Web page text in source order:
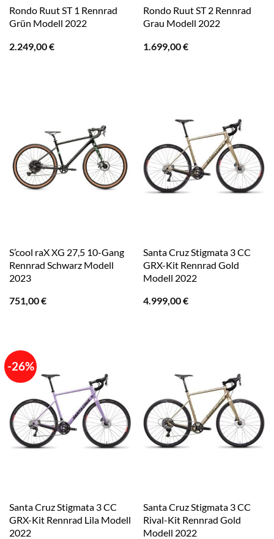
Rondo Ruut ST 1 Rennrad
Grün Modell 2022
2.249,00€
Rondo Ruut ST 2 Rennrad
Grau Modell 2022
1.699,00€
S’cool raX XG 27,5 10-Gang
Rennrad Schwarz Modell
2023
751,00€
Santa Cruz Stigmata 3 CC
GRX-Kit Rennrad Gold
Modell 2022
4.999,00€
-26%
Santa Cruz Stigmata 3 CC
GRX-Kit Rennrad Lila Modell
2022
Santa Cruz Stigmata 3 CC
Rival-Kit Rennrad Gold
Modell 2022